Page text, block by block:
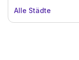
Alle Städte